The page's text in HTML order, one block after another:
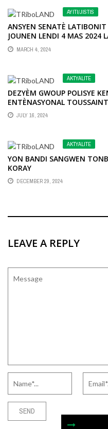
AYITI/JISTIS
ANSYEN SENATÈ
JOUNEN LENDI 4 MAS 2024
MARCH 4, 2024
AKTYALITE
DEZYÈM GWOUP POLISYE
ENTÈNASYONAL
JULY 16, 2024
AKTYALITE
YON BANDI SANGWEN
KORAY
DECEMBER 29, 2024
LEAVE A REPLY